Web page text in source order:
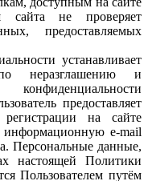
сайта не проверяет
предоставляемых
устанавливает
по неразглашению и
предоставляет
на сайте
информационную e-mail
Персональные данные,
настоящей Политики
Пользователем путём